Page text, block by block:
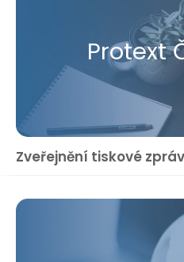
Protext
Zveřejnění tiskové